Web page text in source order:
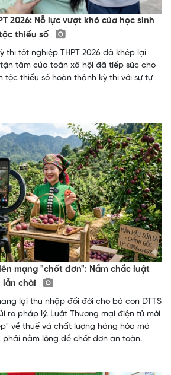
2026: Nỗ lực vượt khó của học sinh
thiểu số
thi tốt nghiệp THPT 2026 đã khép lại
tâm của toàn xã hội đã tiếp sức cho
tộc thiểu số hoàn thành kỳ thi với sự tự
mạng "chốt đơn": Nắm chắc luật
lẫn chài
lại thu nhập đổi đời cho bà con DTTS
ro pháp lý. Luật Thương mại điện tử mới
về thuế và chất lượng hàng hóa mà
phải nằm lòng để chốt đơn an toàn.